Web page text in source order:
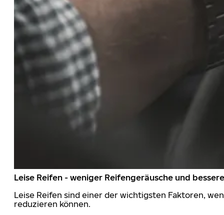
Leise Reifen - weniger Reifengeräusche und
Leise Reifen sind einer der wichtigsten Faktoren,
reduzieren können.